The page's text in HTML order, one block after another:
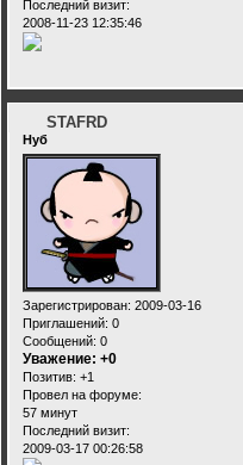
Последний визит:
2008-11-23 12:35:46
STAFRD
Нуб
Зарегистрирован: 2009-03-16
Приглашений: 0
Сообщений: 0
Уважение: +0
Позитив: +1
Провел на форуме:
57 минут
Последний визит:
2009-03-17 00:26:58